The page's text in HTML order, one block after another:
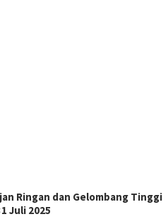
Ringan dan Gelombang Tinggi
Juli 2025